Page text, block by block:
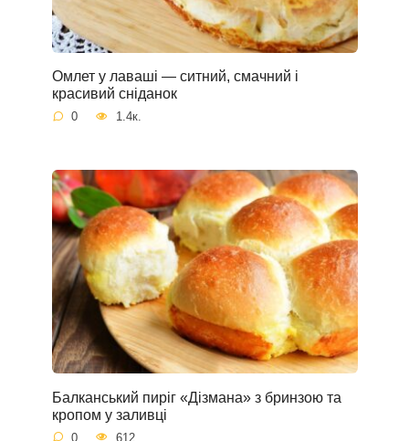
Омлет у лаваші — ситний, смачний і
красивий сніданок
0 1.4к.
Балканський пиріг «Дізмана» з бринзою та
кропом у заливці
0 612